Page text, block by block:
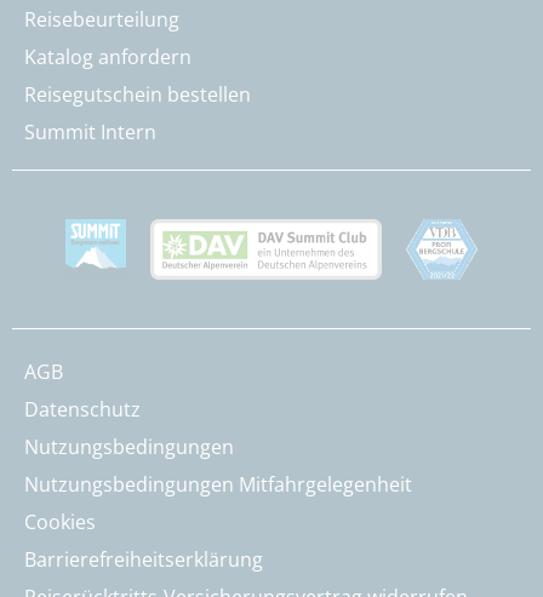
Reisebeurteilung
Katalog anfordern
Reisegutschein bestellen
Summit Intern
AGB
Datenschutz
Nutzungsbedingungen
Nutzungsbedingungen Mitfahrgelegenheit
Cookies
Barrierefreiheitserklärung